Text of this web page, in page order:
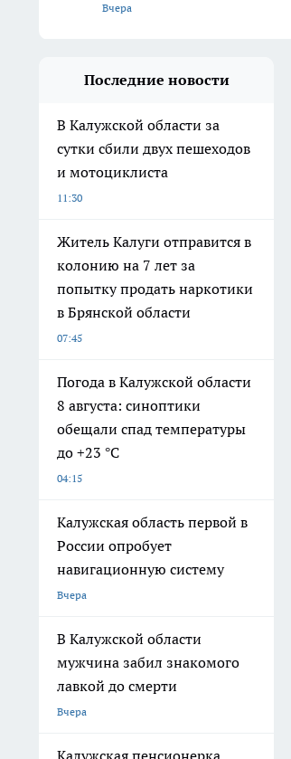
Вчера
Последние новости
В Калужской области за
сутки сбили двух пешеходов
и мотоциклиста
11:30
Житель Калуги отправится в
колонию на 7 лет за
попытку продать наркотики
в Брянской области
07:45
Погода в Калужской области
8 августа: синоптики
обещали спад температуры
до +23 °C
04:15
Калужская область первой в
России опробует
навигационную систему
Вчера
В Калужской области
мужчина забил знакомого
лавкой до смерти
Вчера